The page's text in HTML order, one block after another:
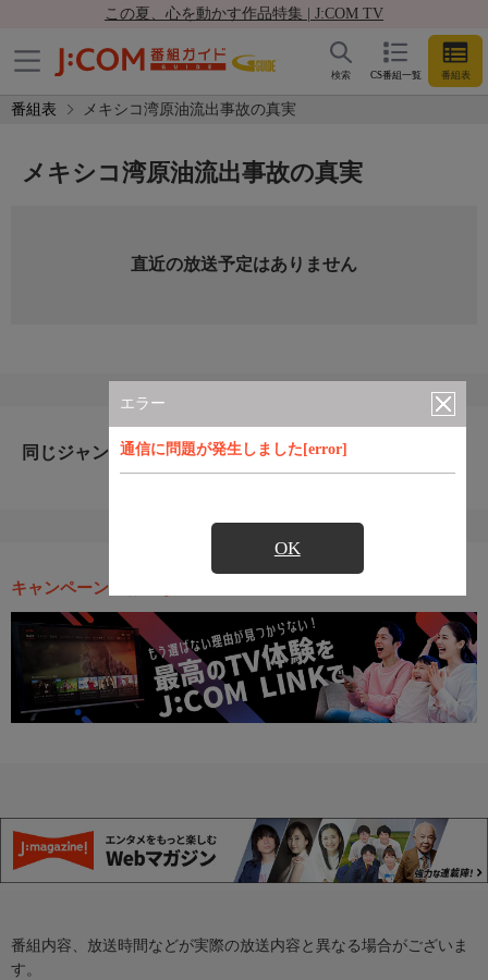
この夏、心を動かす作品特集 | J:COM TV
CS番組一覧 番組表
検索
番組表 メキシコ湾原油流出事故の真実
エラー
通信に問題が発生しました[error]
OK
メキシコ湾原油流出事故の真実
直近の放送予定はありません
同じジャンルのおすすめ番組
キャンペーン・お得な情報
番組内容、放送時間などが実際の放送内容と異なる場合がございま
す。